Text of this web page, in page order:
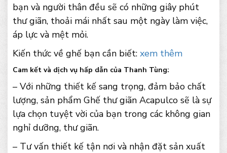
bạn và người thân đều sẽ có những giây phút
thư giãn, thoải mái nhất sau một ngày làm việc,
áp lực và mệt mỏi.
Kiến thức về ghế bạn cần biết: xem thêm
Cam kết và dịch vụ hấp dẫn của Thanh Tùng:
– Với những thiết kế sang trọng, đảm bảo chất
lượng, sản phẩm Ghế thư giãn Acapulco sẽ là sự
lựa chọn tuyệt vời của bạn trong các không gian
nghỉ dưỡng, thư giãn.
– Tư vấn thiết kế tận nơi và nhận đặt sản xuất